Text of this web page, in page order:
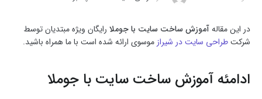
در این مقالهآموزش ساخت سایت با جوملا رایگان ویژه مبتدیان توسط
شرکتطراحی سایت در شیراز موسوی ارائه شده است با ما همراه باشید.
ادامئه آموزش ساخت سایت با جوملا